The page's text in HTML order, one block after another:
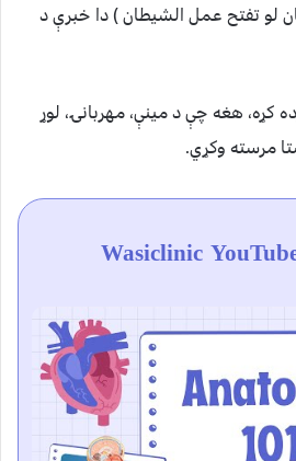
لو تفتح عمل الشيطان ) دا خبرې د
کړه، هغه چې د مینې، مهربانۍ، لوړ
مرسته وكړي.
Wasiclinic